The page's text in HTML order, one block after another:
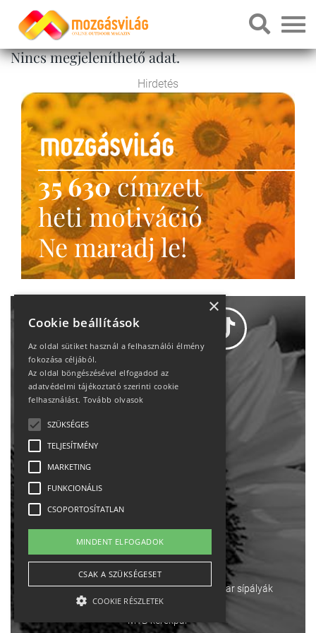
Nincs megjeleníthető adat.
Hirdetés
35 630címzett
heti motiváció
Ne maradj le!
Adatvédelem
Impresszum-kapcsolat
English
Ebike Osztrák sípályák Magyar sípályák
MTB kerékpár
×
Cookie beállítások
Az oldal sütiket használ a felhasználói élmény
fokozása céljából.
Az oldal böngészésével elfogadod az
adatvédelmi tájékoztató szerinti cookie
felhasználást. Tovább olvasok
SZÜKSÉGES
TELJESÍTMÉNY
MARKETING
FUNKCIONÁLIS
CSOPORTOSÍTATLAN
MINDENT ELFOGADOK
CSAK A SZÜKSÉGESET
COOKIE RÉSZLETEK